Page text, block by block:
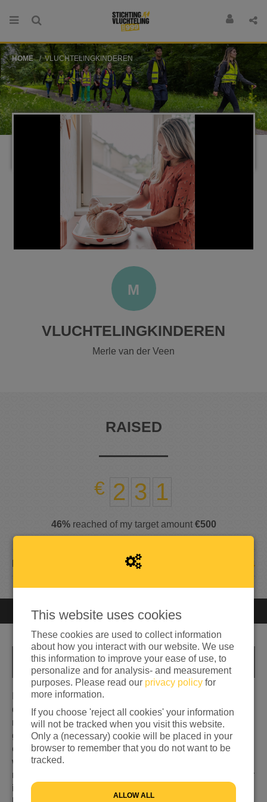
HOME VLUCHTELINGKINDEREN
M
VLUCHTELINGKINDEREN
Merle van der Veen
RAISED
2 3 1
46% reached of my target amount €500
14
Closed You can't donate anymore
INFO
Ik heb een kinderdiëtistenpraktijk en zie hierdoor
dagelijks veel kinderen. Kinderen helpen is een erg
mooie en dankbare taak. Recent ben ik zelf moeder
geworden en realiseer ik mij nog meer dat je als ouder
een zo veilige en warme omgeving mogelijk voor je kind
wil creëeren. Je hebt alles voor je kind over om een zo
mooi mogelijke toekomst te bieden. Helaas is dit niet voor
iedere ouder mogelijk. Nu wil ik met de praktijk nog meer
This website uses cookies
These cookies are used to collect information
about how you interact with our website. We use
this information to improve your ease of use, to
personalize and for analysis- and measurement
purposes. Please read our privacy policy for
more information.
If you choose 'reject all cookies' your information
will not be tracked when you visit this website.
Only a (necessary) cookie will be placed in your
browser to remember that you do not want to be
tracked.
ALLOW ALL